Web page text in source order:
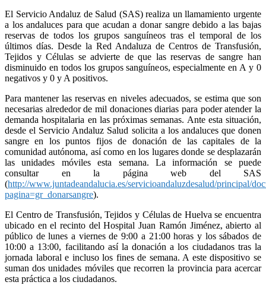
El Servicio Andaluz de Salud (SAS) realiza un llamamiento urgente
a los andaluces para que acudan a donar sangre debido a las bajas
reservas de todos los grupos sanguíneos tras el temporal de los
últimos días. Desde la Red Andaluza de Centros de Transfusión,
Tejidos y Células se advierte de que las reservas de sangre han
disminuido en todos los grupos sanguíneos, especialmente en A y 0
negativos y 0 y A positivos.
Para mantener las reservas en niveles adecuados, se estima que son
necesarias alrededor de mil donaciones diarias para poder atender la
demanda hospitalaria en las próximas semanas. Ante esta situación,
desde el Servicio Andaluz Salud solicita a los andaluces que donen
sangre en los puntos fijos de donación de las capitales de la
comunidad autónoma, así como en los lugares donde se desplazarán
las unidades móviles esta semana. La información se puede
consultar en la página web del SAS
(http://www.juntadeandalucia.es/servicioandaluzdesalud/principal/
pagina=gr_donarsangre).
El Centro de Transfusión, Tejidos y Células de Huelva se encuentra
ubicado en el recinto del Hospital Juan Ramón Jiménez, abierto al
público de lunes a viernes de 9:00 a 21:00 horas y los sábados de
10:00 a 13:00, facilitando así la donación a los ciudadanos tras la
jornada laboral e incluso los fines de semana. A este dispositivo se
suman dos unidades móviles que recorren la provincia para acercar
esta práctica a los ciudadanos.